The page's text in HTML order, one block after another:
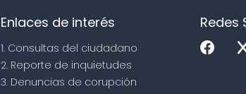
Enlaces de interés
1. Consultas del ciudadano
2. Reporte de inquietudes
3. Denuncias de corupción
Redes